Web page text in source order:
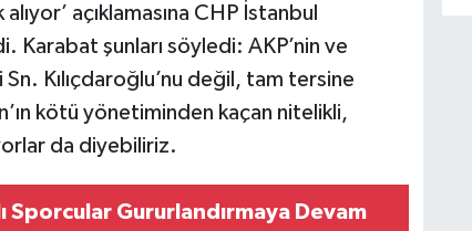
açıklamasına CHP İstanbul
şunları söyledi: AKP’nin ve
Kılıçdaroğlu’nu değil, tam tersine
kötü yönetiminden kaçan nitelikli,
da diyebiliriz.
Sporcular Gururlandırmaya Devam